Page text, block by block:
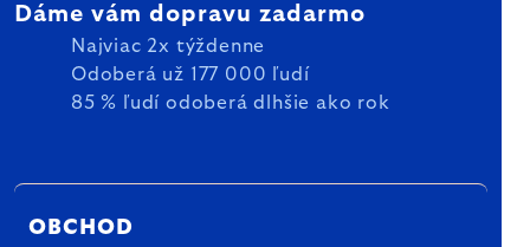
Dáme vám dopravu zadarmo
Najviac 2x týždenne
Odoberá už 177 000 ľudí
85 % ľudí odoberá dlhšie ako rok
OBCHOD